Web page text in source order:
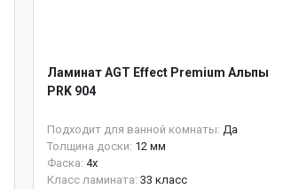
Ламинат AGT Effect Premium Альпы
PRK 904
Подходит для ванной комнаты: Да
Толщина доски: 12 мм
Фаска: 4x
Класс ламината: 33 класс